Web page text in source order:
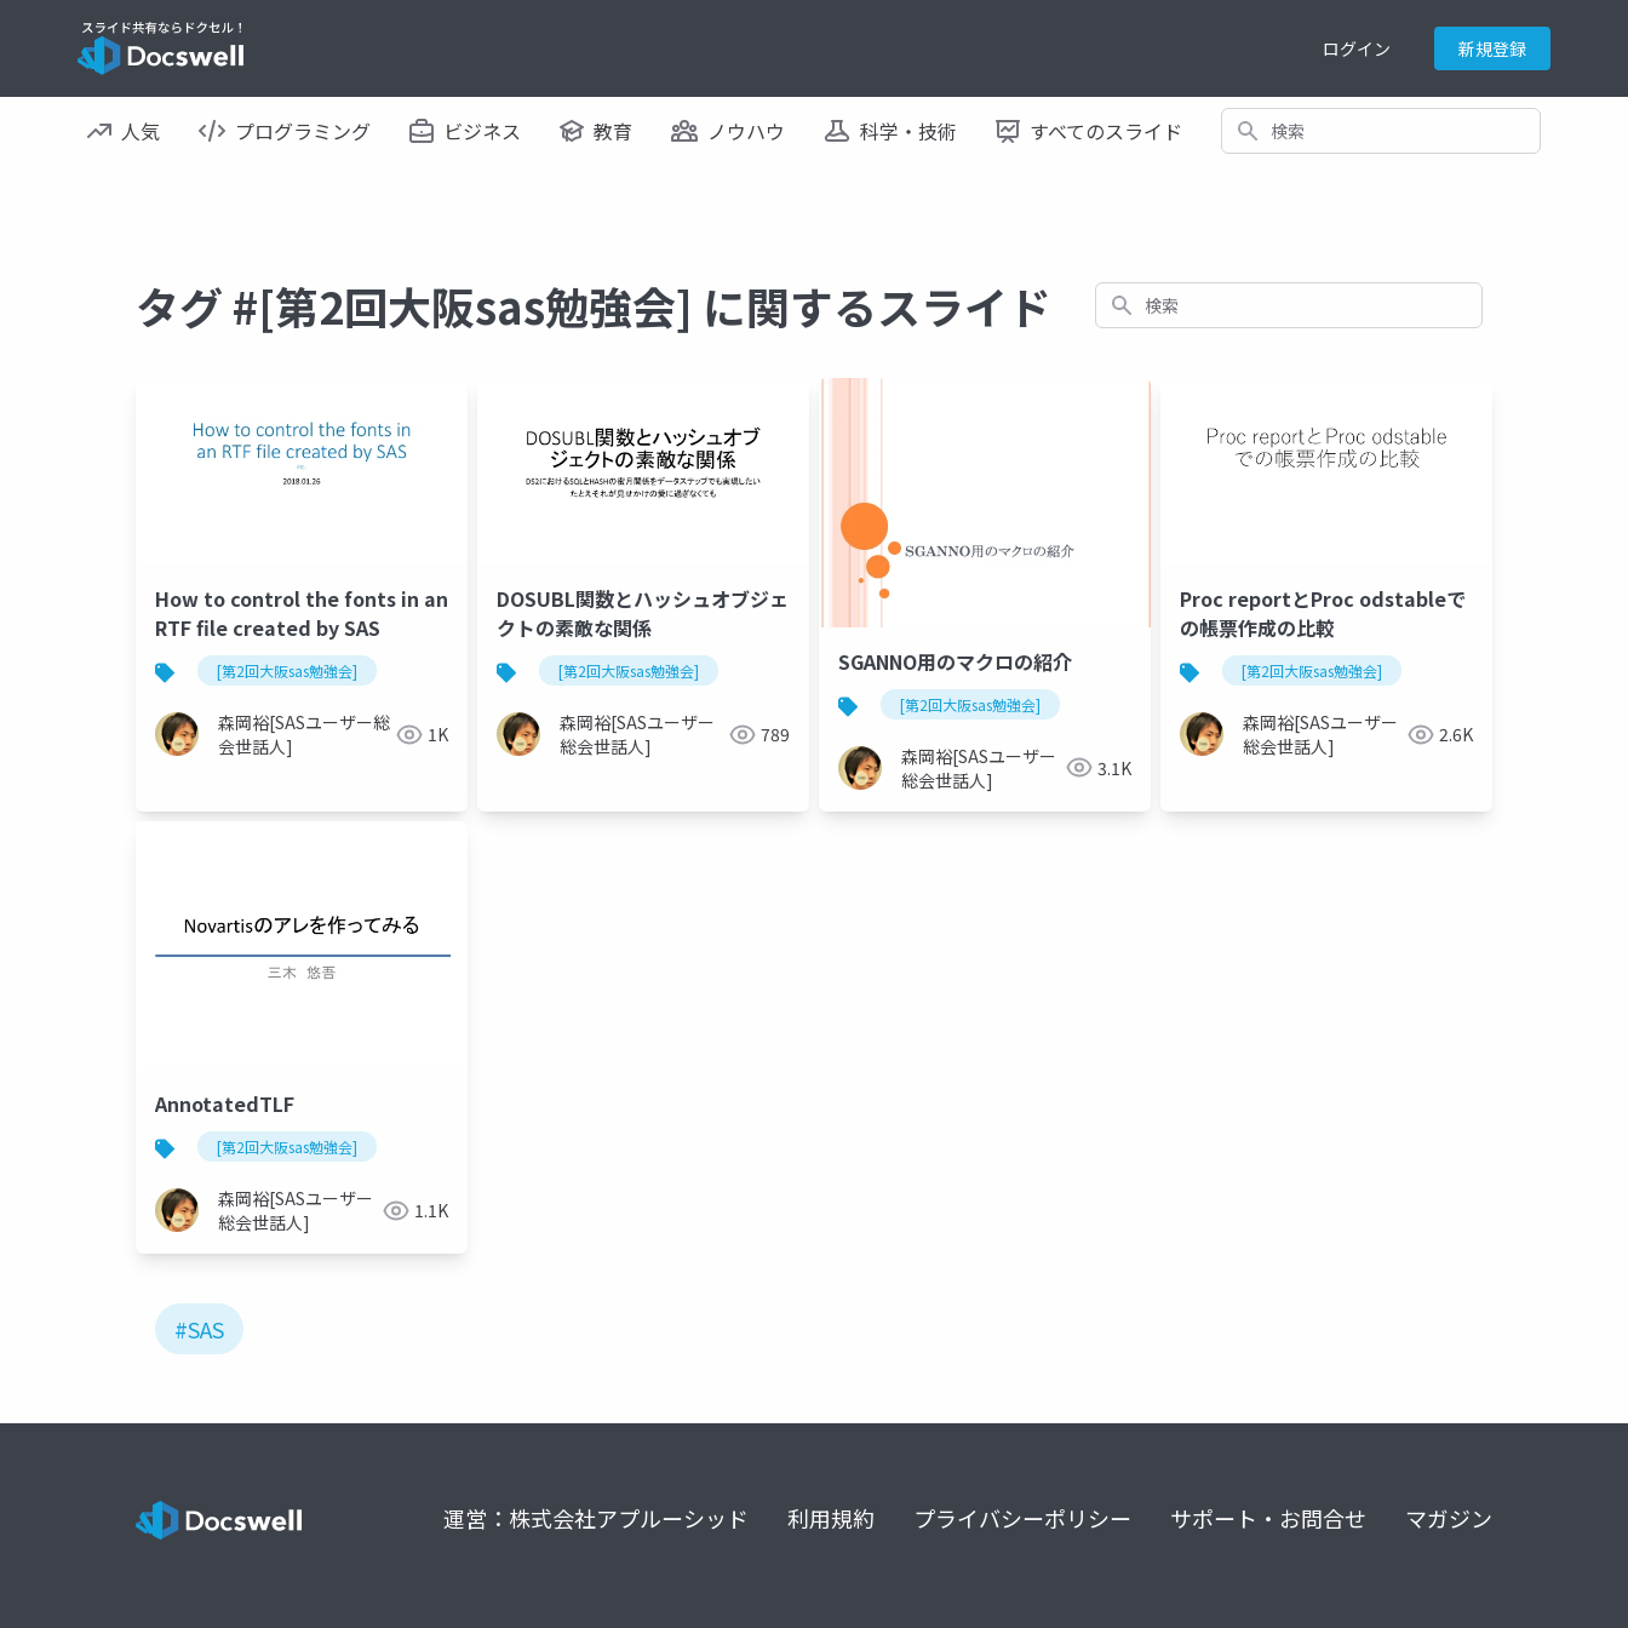
ログイン 新規登録
人気 プログラミング ビジネス 教育 ノウハウ 科学・技術 すべてのスライド 検索
タグ #[第2回大阪sas勉強会] に関するスライド 検索
How to control the fonts in an
RTF file created by SAS
[第2回大阪sas勉強会]
森岡裕[SASユーザー総
会世話人]
1K
DOSUBL関数とハッシュオブジェ
クトの素敵な関係
[第2回大阪sas勉強会]
森岡裕[SASユーザー
総会世話人]
789
SGANNO用のマクロの紹介
[第2回大阪sas勉強会]
森岡裕[SASユーザー
総会世話人]
3.1K
Proc reportとProc odstableで
の帳票作成の比較
[第2回大阪sas勉強会]
森岡裕[SASユーザー
総会世話人]
2.6K
AnnotatedTLF
[第2回大阪sas勉強会]
森岡裕[SASユーザー
総会世話人]
1.1K
#SAS
運営：株式会社アプルーシッド 利用規約 プライバシーポリシー サポート・お問合せ マガジン